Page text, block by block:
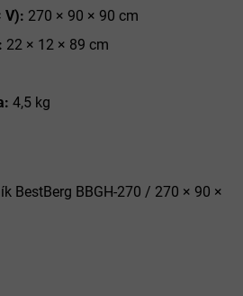
BestBerg BBGH-270 / 270 × 90 ×
V): 270 × 90 × 90 cm
22 × 12 × 89 cm
4,5 kg